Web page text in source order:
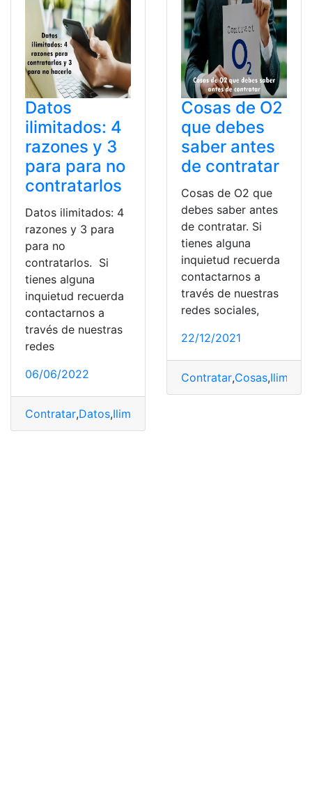
Datos
ilimitados: 4
razones y 3
para para no
contratarlos
Datos ilimitados: 4
razones y 3 para
para no
contratarlos. Si
tienes alguna
inquietud recuerda
contactarnos a
través de nuestras
redes
06/06/2022
Contratar,Datos,Ilimitadas
Cosas de O2
que debes
saber antes
de contratar
Cosas de O2 que
debes saber antes
de contratar. Si
tienes alguna
inquietud recuerda
contactarnos a
través de nuestras
redes sociales,
22/12/2021
Contratar,Cosas,